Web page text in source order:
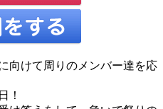
向けて周りのメンバー達を応
！